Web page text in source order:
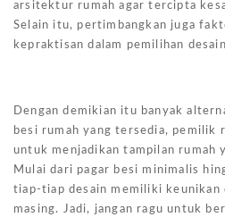
arsitektur rumah agar tercipta
Selain itu, pertimbangkan juga
kepraktisan dalam pemilihan
Dengan demikian itu banyak
besi rumah yang tersedia, pemilik
untuk menjadikan tampilan rumah
Mulai dari pagar besi minimalis
tiap-tiap desain memiliki keunikan
masing. Jadi, jangan ragu untuk